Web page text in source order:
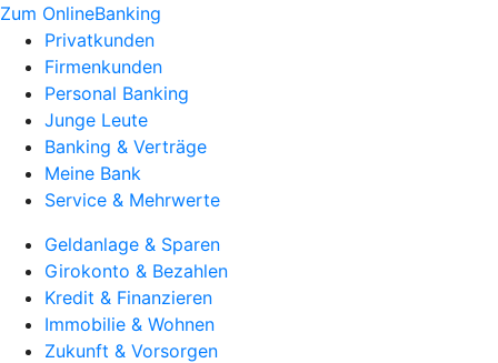
Zum OnlineBanking
Privatkunden
Firmenkunden
Personal Banking
Junge Leute
Banking & Verträge
Meine Bank
Service & Mehrwerte
Geldanlage & Sparen
Girokonto & Bezahlen
Kredit & Finanzieren
Immobilie & Wohnen
Zukunft & Vorsorgen